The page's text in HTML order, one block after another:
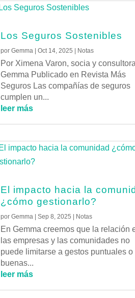
Los Seguros Sostenibles
por Gemma | Oct 14, 2025 | Notas
Por Ximena Varon, socia y
Gemma Publicado en Revista Más
Seguros Las compañías de seguros
cumplen un...
leer más
El impacto hacia la
¿cómo gestionarlo?
por Gemma| Sep 8, 2025 Notas
En Gemma creemos que la relación
las empresas y las comunidades no
puede limitarse a gestos puntuales o
buenas...
leer más